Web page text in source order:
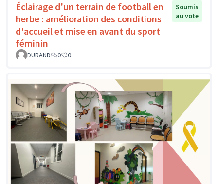
Éclairage d'un terrain de football en
herbe : amélioration des conditions
d'accueil et mise en avant du sport
féminin
Soumis
au vote
DURAND 0 0